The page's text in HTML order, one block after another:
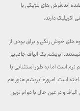
اند.فرش های بلژیکی یا
دارند.
های خوش رنگی و براق بودن از
ابریشم یک الیاف جادویی
است اما به طور استثنایی با
است. امروزه ابریشم هنوز هم
و در عین حال با دوام ترین